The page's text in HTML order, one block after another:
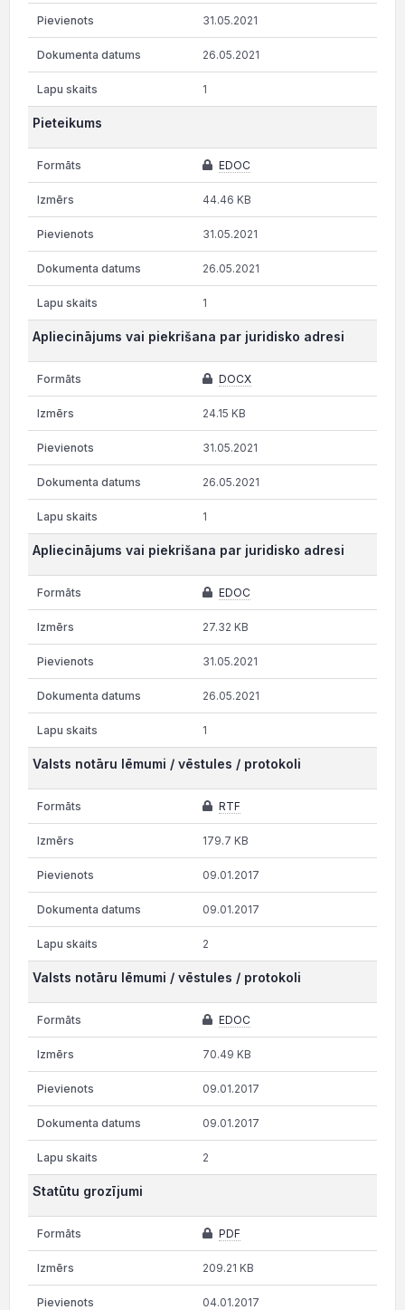
31.05.2021
26.05.2021
1
Pieteikums
EDOC
44.46 KB
31.05.2021
26.05.2021
1
Apliecinājums vai piekrišana par juridisko adresi
DOCX
24.15 KB
31.05.2021
26.05.2021
1
Apliecinājums vai piekrišana par juridisko adresi
EDOC
27.32 KB
31.05.2021
26.05.2021
1
Valsts notāru lēmumi / vēstules / protokoli
RTF
179.7 KB
09.01.2017
09.01.2017
2
Valsts notāru lēmumi / vēstules / protokoli
EDOC
70.49 KB
09.01.2017
09.01.2017
2
Statūtu grozījumi
PDF
209.21 KB
04.01.2017